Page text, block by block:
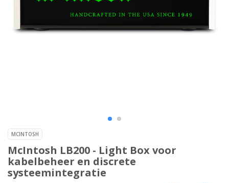
MCINTOSH
McIntosh LB200 - Light Box voor
kabelbeheer en discrete
systeemintegratie